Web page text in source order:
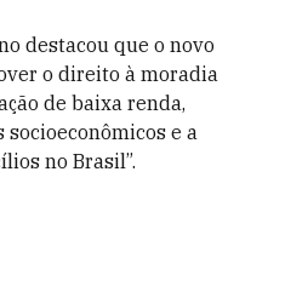
destacou que o novo
o direito à moradia
de baixa renda,
e a
no Brasil”.